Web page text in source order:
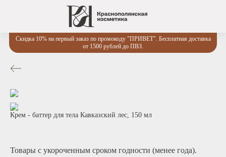
Скидка 10% на первый заказ по промокоду "ПРИВЕТ". Бесплатная доставка
от 1500 рублей до ПВЗ.
Крем - баттер для тела Кавказский лес, 150 мл
Товары с укороченным сроком годности (менее года).